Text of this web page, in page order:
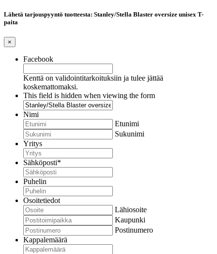
Lähetä tarjouspyyntö tuotteesta: Stanley/Stella Blaster oversize unisex T-
paita
×
Facebook
Kenttä on validointitarkoituksiin ja tulee jättää
koskemattomaksi.
This field is hidden when viewing the form
Nimi
Etunimi
Sukunimi
Yritys
Sähköposti*
Puhelin
Osoitetiedot
Lähiosoite
Kaupunki
Postinumero
Kappalemäärä